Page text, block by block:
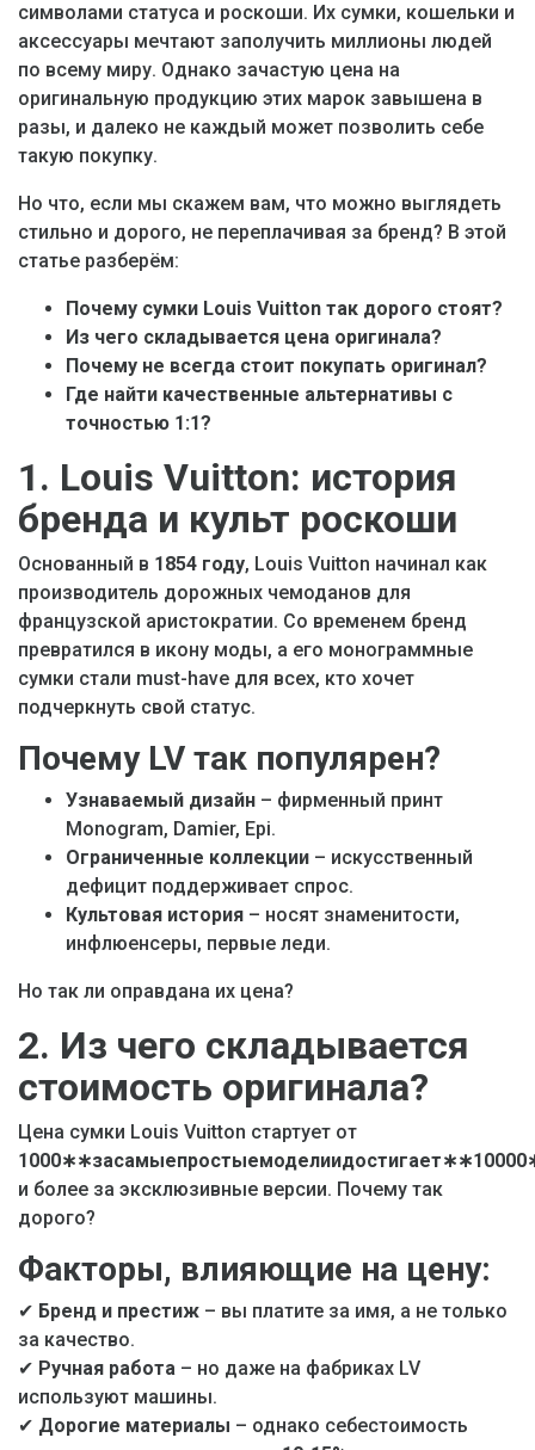
символами статуса и роскоши. Их сумки, кошельки и
аксессуары мечтают заполучить миллионы людей
по всему миру. Однако зачастую цена на
оригинальную продукцию этих марок завышена в
разы, и далеко не каждый может позволить себе
такую покупку.
Но что, если мы скажем вам, что можно выглядеть
стильно и дорого, не переплачивая за бренд? В этой
статье разберём:
Почему сумки Louis Vuitton так дорого стоят?
Из чего складывается цена оригинала?
Почему не всегда стоит покупать оригинал?
Где найти качественные альтернативы с
точностью 1:1?
1. Louis Vuitton: история
бренда и культ роскоши
Основанный в 1854 году, Louis Vuitton начинал как
производитель дорожных чемоданов для
французской аристократии. Со временем бренд
превратился в икону моды, а его монограммные
сумки стали must-have для всех, кто хочет
подчеркнуть свой статус.
Почему LV так популярен?
Узнаваемый дизайн – фирменный принт
Monogram, Damier, Epi.
Ограниченные коллекции – искусственный
дефицит поддерживает спрос.
Культовая история – носят знаменитости,
инфлюенсеры, первые леди.
Но так ли оправдана их цена?
2. Из чего складывается
стоимость оригинала?
Цена сумки Louis Vuitton стартует от
1000∗∗засамыепростыемоделиидостигает∗∗10000
и более за эксклюзивные версии. Почему так
дорого?
Факторы, влияющие на цену:
✔ Бренд и престиж – вы платите за имя, а не только
за качество.
✔ Ручная работа – но даже на фабриках LV
используют машины.
✔ Дорогие материалы – однако себестоимость